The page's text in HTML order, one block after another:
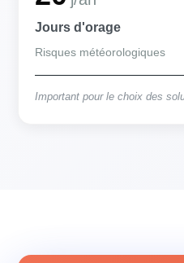
Jours d'orage
Risques météorologiques
Important pour le choix des